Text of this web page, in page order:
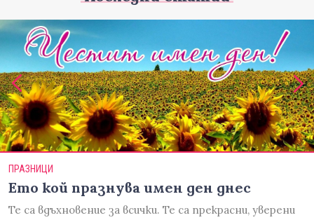
ПРАЗНИЦИ
Ето кой празнува имен ден днес
Те са вдъхновение за всички. Те са прекрасни, уверени